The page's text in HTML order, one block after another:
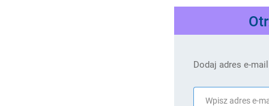
Dodaj adres e-